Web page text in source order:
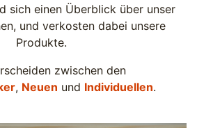
sich einen Überblick über unser
und verkosten dabei unsere
Produkte.
zwischen den
, Neuen und Individuellen.